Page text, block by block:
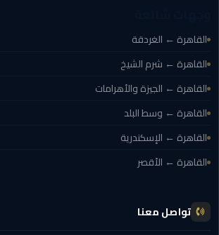
ايجار
سيارات
زفاف
توصيل
مطار
برج
العرب
الاسكندرية
ايجار
سيارات
القاهرة ← الغردقة
القاهرة ← شرم الشيخ
القاهرة ← الجيزة والأهرامات
القاهرة ← وسط البلد
القاهرة ← الإسكندرية
القاهرة ← الأقصر
تواصل معنا